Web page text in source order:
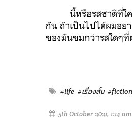
นี้หรือรสชาติที่ใ
กัน ถ้าเป็นไปได้ผมอย
ของมันขมกว่ารสใดๆที่
#life #เรื่องสั้น #fiction
5th October 2021, 1:14 am